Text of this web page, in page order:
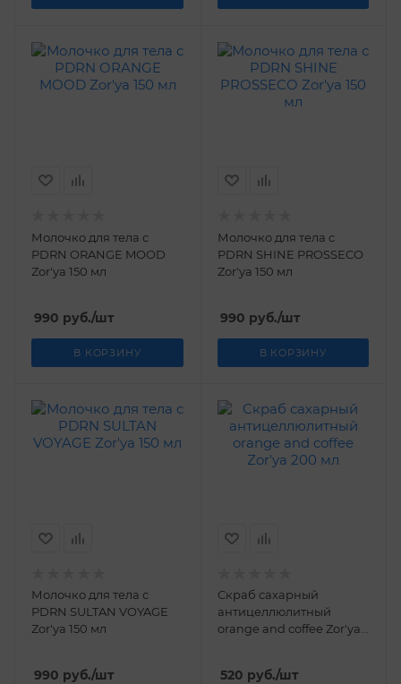
Молочко для тела с
PDRN ORANGE MOOD
Zor'ya 150 мл
990 руб./шт
В КОРЗИНУ
Молочко для тела с
PDRN SHINE PROSSECO
Zor'ya 150 мл
990 руб./шт
В КОРЗИНУ
Молочко для тела с
PDRN SULTAN VOYAGE
Zor'ya 150 мл
990 руб./шт
Скраб сахарный
антицеллюлитный
orange and coffee Zor'ya
520 руб./шт